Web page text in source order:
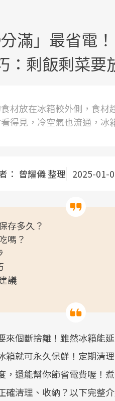
滿」最省電
剩飯剩菜要
材放在冰箱較外側，食
得見，冷空氣也流通，冰
： 曾耀儀 整理 2025-01-
存多久？
嗎？
議
來個斷捨離！雖然冰箱能
箱就可永久保鮮！定期清
，還能幫你節省電費喔！
清理、收納？以下完整介